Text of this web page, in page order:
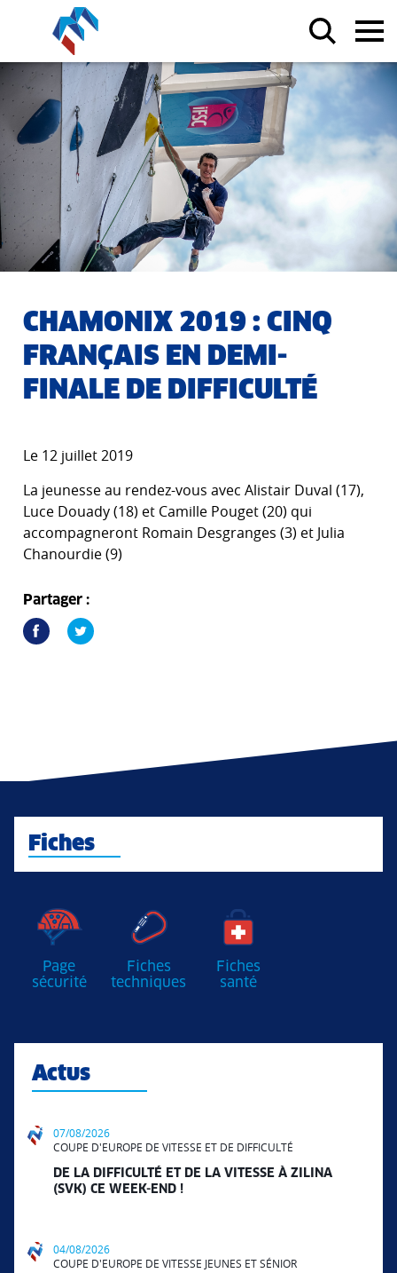
CHAMONIX 2019 : CINQ
FRANÇAIS EN DEMI-
FINALE DE DIFFICULTÉ
Le 12 juillet 2019
La jeunesse au rendez-vous avec Alistair Duval (17),
Luce Douady (18) et Camille Pouget (20) qui
accompagneront Romain Desgranges (3) et Julia
Chanourdie (9)
Partager :
Fiches
Page
sécurité
Fiches
techniques
Fiches
santé
Actus
07/08/2026
COUPE D'EUROPE DE VITESSE ET DE DIFFICULTÉ
DE LA DIFFICULTÉ ET DE LA VITESSE À ZILINA
(SVK) CE WEEK-END !
04/08/2026
COUPE D'EUROPE DE VITESSE JEUNES ET SÉNIOR